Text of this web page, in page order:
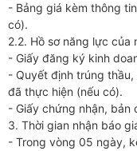
- Bảng giá kèm thông
có).
2.2. Hồ sơ năng lực của
- Giấy đăng ký kinh
- Quyết định trúng
đã thực hiện (nếu có).
- Giấy chứng nhận, bản
3. Thời gian nhận báo
- Trong vòng 05 ngày,